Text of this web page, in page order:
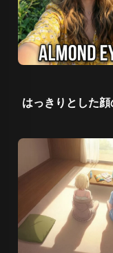
はっきりとした